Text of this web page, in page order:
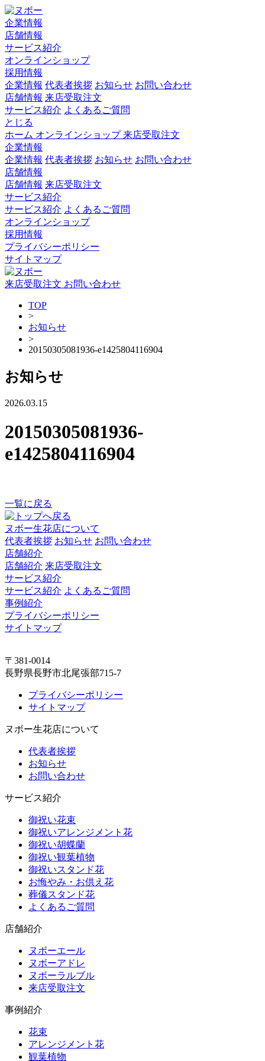
企業情報
店舗情報
サービス紹介
オンラインショップ
採用情報
企業情報 代表者挨拶 お知らせ お問い合わせ
店舗情報 来店受取注文
サービス紹介 よくあるご質問
とじる
ホーム オンラインショップ来店受取注文
企業情報
企業情報 代表者挨拶 お知らせ お問い合わせ
店舗情報
店舗情報 来店受取注文
サービス紹介
サービス紹介 よくあるご質問
オンラインショップ
採用情報
プライバシーポリシー
サイトマップ
来店受取注文 お問い合わせ
TOP
>
お知らせ
>
20150305081936-e1425804116904
お知らせ
2026.03.15
20150305081936-
e1425804116904
一覧に戻る
ヌボー生花店について
代表者挨拶 お知らせ お問い合わせ
店舗紹介
店舗紹介 来店受取注文
サービス紹介
サービス紹介 よくあるご質問
事例紹介
プライバシーポリシー
サイトマップ
〒381-0014
長野県長野市北尾張部715-7
プライバシーポリシー
サイトマップ
ヌボー生花店について
代表者挨拶
お知らせ
お問い合わせ
サービス紹介
御祝い花束
御祝いアレンジメント花
御祝い胡蝶蘭
御祝い観葉植物
御祝いスタンド花
お悔やみ・お供え花
葬儀スタンド花
よくあるご質問
店舗紹介
ヌボーエール
ヌボーアドレ
ヌボーラルブル
来店受取注文
事例紹介
花束
アレンジメント花
観葉植物